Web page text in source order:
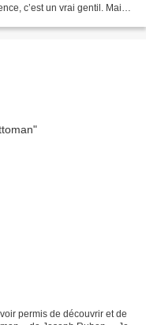
c’est un vrai gentil. Mais
permis de découvrir et de